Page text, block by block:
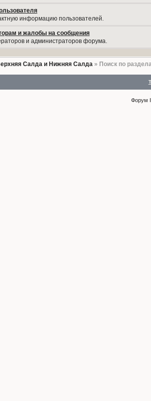
информацию пользователей.
и жалобы на сообщения
и администраторов форума.
Салда и Нижняя Салда» Поиск по
Форум